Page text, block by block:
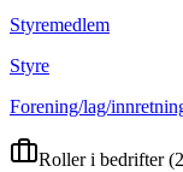
Styremedlem
Styre
Forening/lag/
Roller i bedrifter(2